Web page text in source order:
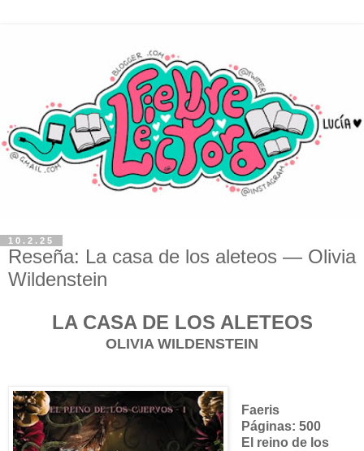
10.2.25
Reseña: La casa de los aleteos — Olivia
Wildenstein
LA CASA DE LOS ALETEOS
OLIVIA WILDENSTEIN
Faeris
Páginas: 500
El reino de los